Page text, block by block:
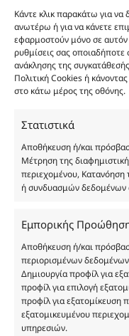
Κάντε κλικ παρακάτω για
ανωτέρω ή για να κάνετε
εφαρμοστούν μόνο σε αυτόν
ρυθμίσεις σας
ανάκλησης της
Πολιτική Cookies ή
στο κάτω μέρος της οθόνης.
Στατιστικά
Αποθήκευση ή/και
Μέτρηση της
περιεχομένου, Κατανόηση
ή συνδυασμών δεδομένων
Εμπορικής
Αποθήκευση ή/και
περιορισμένων
Δημιουργία προφίλ για
προφίλ για επιλογή
προφίλ για εξατομίκευση
εξατομικευμένου
υπηρεσιών.
και δεν είναι προς
Σκοπός τους είναι
Σε καμία
αυθεντικά αρώματα
πραγματικότητα.
είναι η
χύμα μορφή και
αντίστοιχα
ονομασίες, οι
προϊόντων
κατοχυρωμένη
υπόκεινται σε
Eau de parfum